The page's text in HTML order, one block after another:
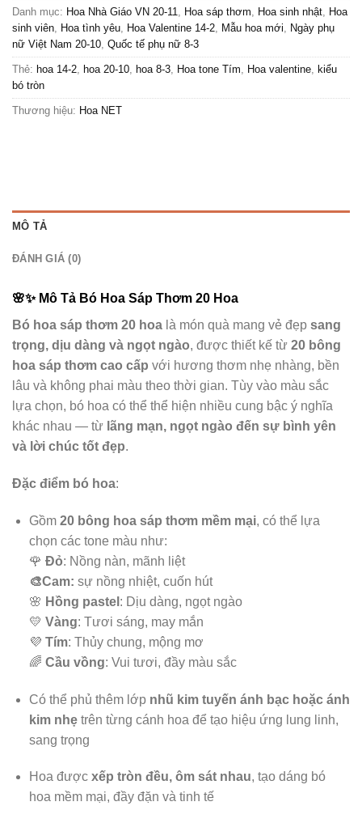
Danh mục: Hoa Nhà Giáo VN 20-11, Hoa sáp thơm, Hoa sinh nhật, Hoa
sinh viên, Hoa tình yêu, Hoa Valentine 14-2, Mẫu hoa mới, Ngày phụ
nữ Việt Nam 20-10, Quốc tế phụ nữ 8-3
Thẻ: hoa 14-2, hoa 20-10, hoa 8-3, Hoa tone Tím, Hoa valentine, kiểu
bó tròn
Thương hiệu: Hoa NET
MÔ TẢ
ĐÁNH GIÁ (0)
🌸✨ Mô Tả Bó Hoa Sáp Thơm 20 Hoa
Bó hoa sáp thơm 20 hoa là món quà mang vẻ đẹp sang
trọng, dịu dàng và ngọt ngào, được thiết kế từ 20 bông
hoa sáp thơm cao cấp với hương thơm nhẹ nhàng, bền
lâu và không phai màu theo thời gian. Tùy vào màu sắc
lựa chọn, bó hoa có thể thể hiện nhiều cung bậc ý nghĩa
khác nhau — từ lãng mạn, ngọt ngào đến sự bình yên
và lời chúc tốt đẹp.
Đặc điểm bó hoa:
Gồm 20 bông hoa sáp thơm mềm mại, có thể lựa
chọn các tone màu như:
🌹 Đỏ: Nồng nàn, mãnh liệt
🎨Cam: sự nồng nhiệt, cuốn hút
🌸 Hồng pastel : Dịu dàng, ngọt ngào
💛 Vàng: Tươi sáng, may mắn
💜 Tím: Thủy chung, mộng mơ
🌈 Cầu vồng: Vui tươi, đầy màu sắc
Có thể phủ thêm lớp nhũ kim tuyến ánh bạc hoặc ánh
kim nhẹtrên từng cánh hoa để tạo hiệu ứng lung linh,
sang trọng
Hoa được xếp tròn đều, ôm sát nhau, tạo dáng bó
hoa mềm mại, đầy đặn và tinh tế